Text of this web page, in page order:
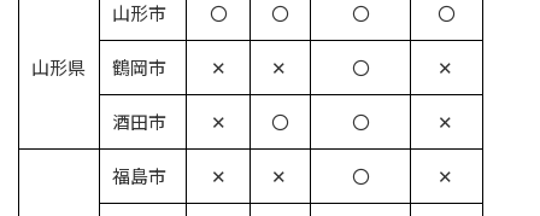
山形県
山形市 〇 〇 〇 〇
鶴岡市 ✕ ✕ 〇 ✕
酒田市 ✕ 〇 〇 ✕
福島市 ✕ ✕ 〇 ✕